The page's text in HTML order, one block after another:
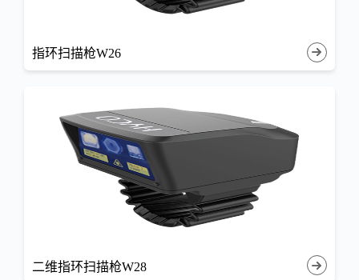
指环扫描枪W26
二维指环扫描枪W28